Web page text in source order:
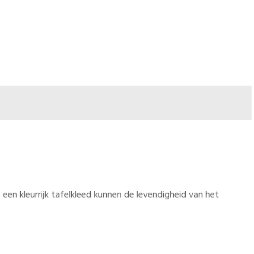
kleurrijk tafelkleed kunnen de levendigheid van het